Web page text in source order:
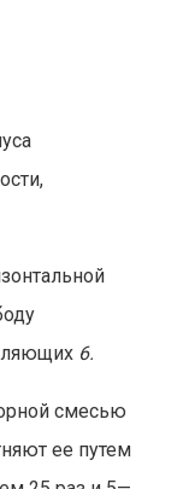
6.
смесью
ее путем